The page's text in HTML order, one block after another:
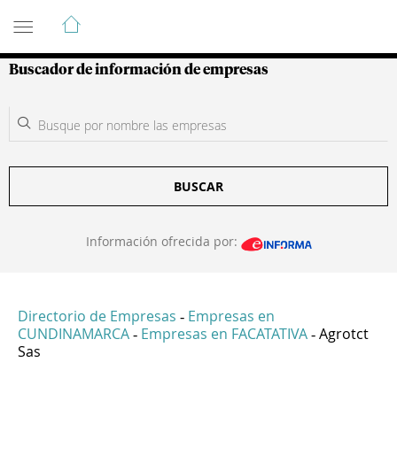
Guía de Empresas Colombianas
Buscador de información de empresas
BUSCAR
Información ofrecida por:
Directorio de Empresas - Empresas en
CUNDINAMARCA - Empresas en FACATATIVA - Agrotct
Sas